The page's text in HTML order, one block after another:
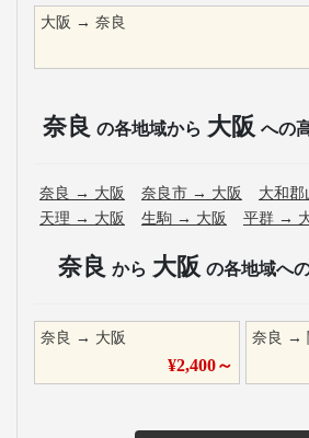
大阪 → 奈良
奈良 の各地域から 大阪 への
奈良 → 大阪 奈良市 → 大阪 大和郡
天理 → 大阪 生駒 → 大阪 平群 →
奈良 から 大阪 の各地域へ
奈良 → 大阪
¥2,400～
奈良 →